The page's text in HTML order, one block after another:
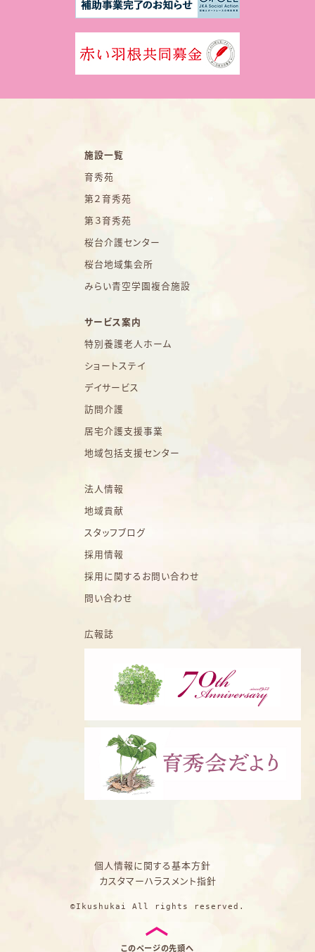
施設一覧
育秀苑
第２育秀苑
第３育秀苑
桜台介護センター
桜台地域集会所
みらい青空学園複合施設
サービス案内
特別養護老人ホーム
ショートステイ
デイサービス
訪問介護
居宅介護支援事業
地域包括支援センター
法人情報
地域貢献
スタッフブログ
採用情報
採用に関するお問い合わせ
問い合わせ
広報誌
個人情報に関する基本方針
カスタマーハラスメント指針
©Ikushukai All rights reserved.